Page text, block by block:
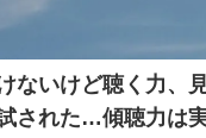
ないけど聴く力、
された…傾聴力は